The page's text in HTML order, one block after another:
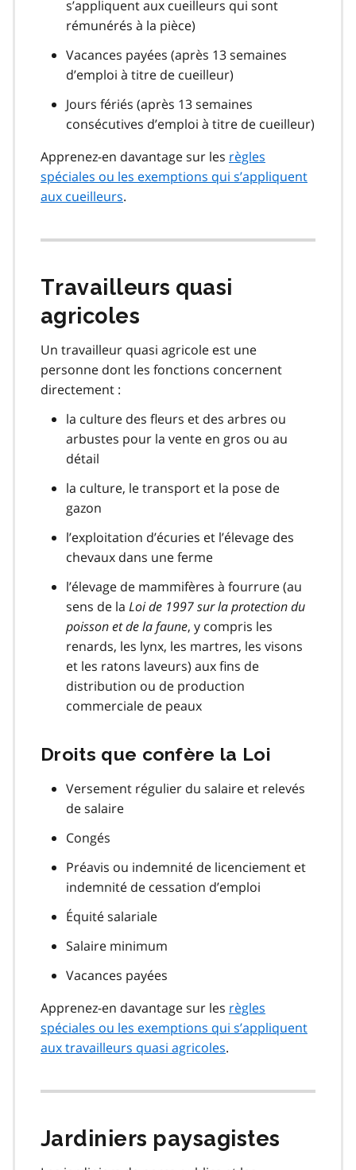
s’appliquent aux cueilleurs qui sont
rémunérés à la pièce)
Vacances payées (après 13 semaines
d’emploi à titre de cueilleur)
Jours fériés (après 13 semaines
consécutives d’emploi à titre de cueilleur)
Apprenez-en davantage sur les règles
spéciales ou les exemptions qui s’appliquent
aux cueilleurs.
Travailleurs quasi
agricoles
Un travailleur quasi agricole est une
personne dont les fonctions concernent
directement :
la culture des fleurs et des arbres ou
arbustes pour la vente en gros ou au
détail
la culture, le transport et la pose de
gazon
l’exploitation d’écuries et l’élevage des
chevaux dans une ferme
l’élevage de mammifères à fourrure (au
sens de la Loi de 1997 sur la protection du
poisson et de la faune, y compris les
renards, les lynx, les martres, les visons
et les ratons laveurs) aux fins de
distribution ou de production
commerciale de peaux
Droits que confère la Loi
Versement régulier du salaire et relevés
de salaire
Congés
Préavis ou indemnité de licenciement et
indemnité de cessation d’emploi
Équité salariale
Salaire minimum
Vacances payées
Apprenez-en davantage sur les règles
spéciales ou les exemptions qui s’appliquent
aux travailleurs quasi agricoles.
Jardiniers paysagistes